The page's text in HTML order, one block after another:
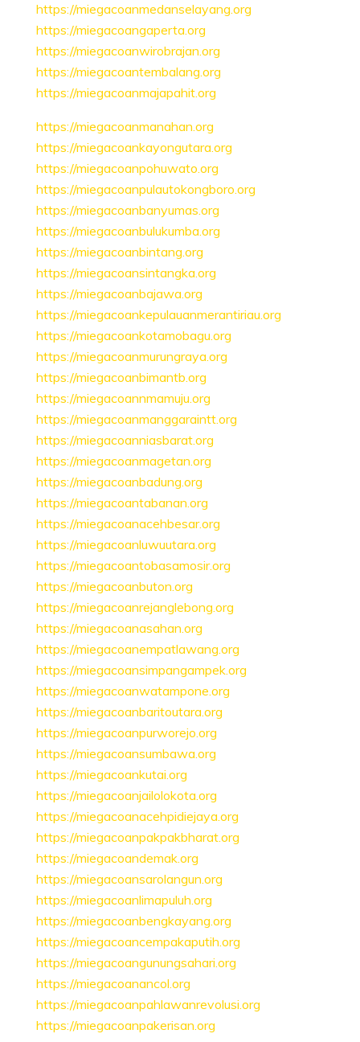
https://miegacoanmedanselayang.org
https://miegacoangaperta.org
https://miegacoanwirobrajan.org
https://miegacoantembalang.org
https://miegacoanmajapahit.org
https://miegacoanmanahan.org
https://miegacoankayongutara.org
https://miegacoanpohuwato.org
https://miegacoanpulautokongboro.org
https://miegacoanbanyumas.org
https://miegacoanbulukumba.org
https://miegacoanbintang.org
https://miegacoansintangka.org
https://miegacoanbajawa.org
https://miegacoankepulauanmerantiriau.org
https://miegacoankotamobagu.org
https://miegacoanmurungraya.org
https://miegacoanbimantb.org
https://miegacoannmamuju.org
https://miegacoanmanggaraintt.org
https://miegacoanniasbarat.org
https://miegacoanmagetan.org
https://miegacoanbadung.org
https://miegacoantabanan.org
https://miegacoanacehbesar.org
https://miegacoanluwuutara.org
https://miegacoantobasamosir.org
https://miegacoanbuton.org
https://miegacoanrejanglebong.org
https://miegacoanasahan.org
https://miegacoanempatlawang.org
https://miegacoansimpangampek.org
https://miegacoanwatampone.org
https://miegacoanbaritoutara.org
https://miegacoanpurworejo.org
https://miegacoansumbawa.org
https://miegacoankutai.org
https://miegacoanjailolokota.org
https://miegacoanacehpidiejaya.org
https://miegacoanpakpakbharat.org
https://miegacoandemak.org
https://miegacoansarolangun.org
https://miegacoanlimapuluh.org
https://miegacoanbengkayang.org
https://miegacoancempakaputih.org
https://miegacoangunungsahari.org
https://miegacoanancol.org
https://miegacoanpahlawanrevolusi.org
https://miegacoanpakerisan.org